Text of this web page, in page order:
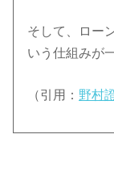
そして、ロー
いう仕組みが
（引用： 野村